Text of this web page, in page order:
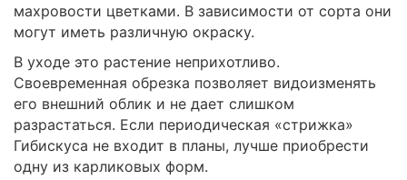
махровости цветками. В зависимости от сорта они
могут иметь различную окраску.
В уходе это растение неприхотливо.
Своевременная обрезка позволяет видоизменять
его внешний облик и не дает слишком
разрастаться. Если периодическая «стрижка»
Гибискуса не входит в планы, лучше приобрести
одну из карликовых форм.